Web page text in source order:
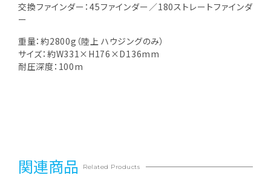
交換ファインダー：45ファインダー／180ストレートファインダ
ー
重量：約2800g（陸上 ハウジングのみ）
サイズ：約W331×H176×D136mm
耐圧深度：100m
関連商品 Related Products